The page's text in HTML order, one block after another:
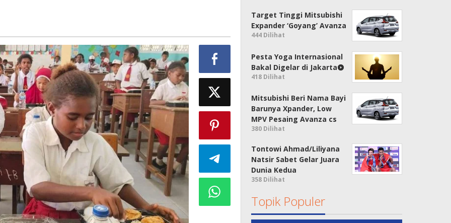
Target Tinggi Mitsubishi
Expander ‘Goyang’ Avanza
444 Dilihat
Pesta Yoga Internasional
Bakal Digelar di Jakarta
418 Dilihat
Mitsubishi Beri Nama Bayi
Barunya Xpander, Low
MPV Pesaing Avanza cs
380 Dilihat
Tontowi Ahmad/Liliyana
Natsir Sabet Gelar Juara
Dunia Kedua
358 Dilihat
Topik Populer